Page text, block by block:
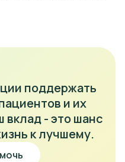
поддержать
и их
вклад - это шанс
к лучшему.